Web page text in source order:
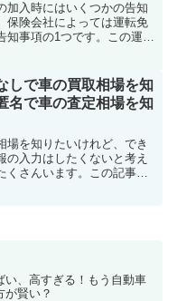
加入時にはいくつかの告知
保険会社によっては運転免
知事項の1つです。この運転
きます。
しで車の買取相場を知
名で車の査定相場を知
場を知りたいけれど、でき
の入力はしたくないと考え
くさんいます。この記事で
い、高すぎる！もう自動車
が賢い？